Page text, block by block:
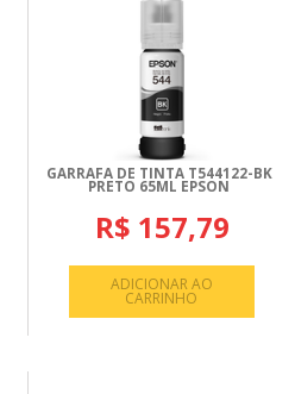
GARRAFA DE TINTA T544122-BK
PRETO 65ML EPSON
R$ 157,79
ADICIONAR AO
CARRINHO